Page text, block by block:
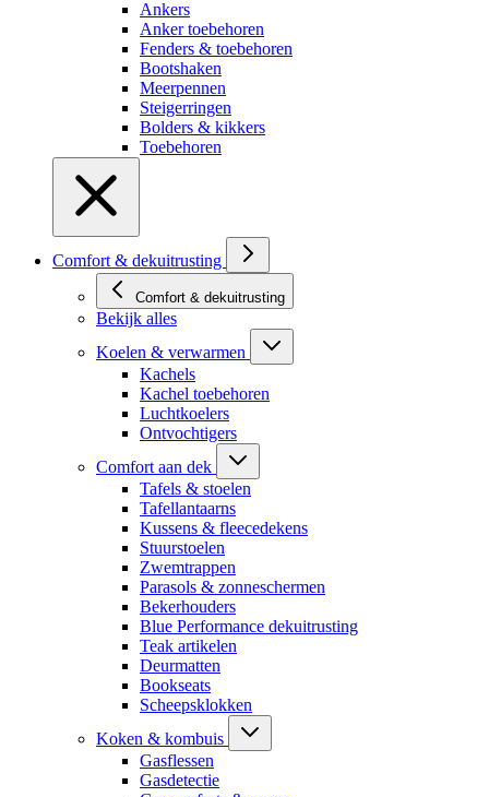
Ankers
Anker toebehoren
Fenders & toebehoren
Bootshaken
Meerpennen
Steigerringen
Bolders & kikkers
Toebehoren
Comfort & dekuitrusting
Comfort & dekuitrusting
Bekijk alles
Koelen & verwarmen
Kachels
Kachel toebehoren
Luchtkoelers
Ontvochtigers
Comfort aan dek
Tafels & stoelen
Tafellantaarns
Kussens & fleecedekens
Stuurstoelen
Zwemtrappen
Parasols & zonneschermen
Bekerhouders
Blue Performance dekuitrusting
Teak artikelen
Deurmatten
Bookseats
Scheepsklokken
Koken & kombuis
Gasflessen
Gasdetectie